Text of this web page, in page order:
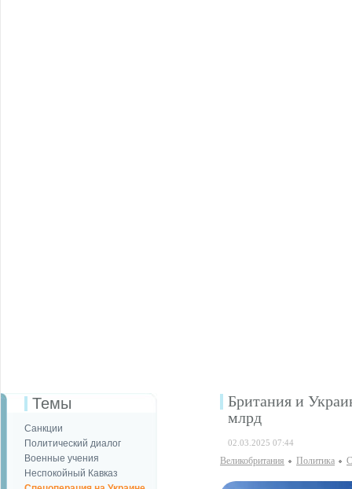
Темы
Санкции
Политический диалог
Военные учения
Неспокойный Кавказ
Британия и
млрд
02.03.2025 07:44
Великобритания Политика